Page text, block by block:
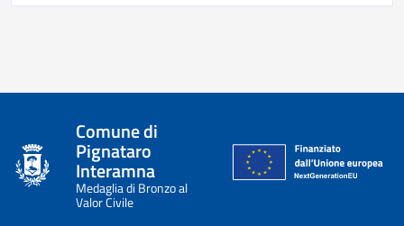
Comune di
Pignataro
Interamna
Medaglia di Bronzo al
Valor Civile